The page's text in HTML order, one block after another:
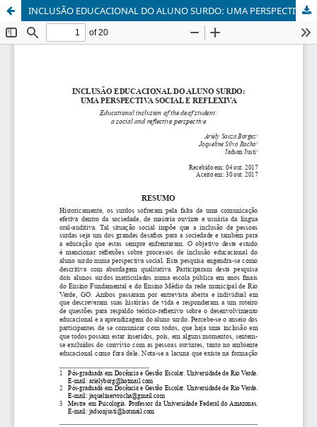
INCLUSÃO EDUCACIONAL DO ALUNO SURDO: UMA PERSPECTIVA SOCIAL E REFLEXIVA